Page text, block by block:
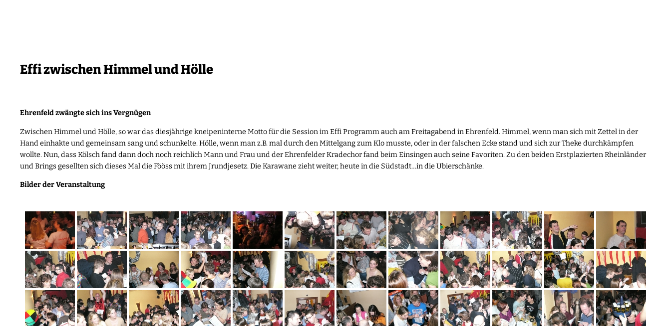
Effi zwischen Himmel und Hölle
Ehrenfeld zwängte sich ins Vergnügen
Zwischen Himmel und Hölle, so war das diesjährige kneipeninterne Motto für die Session im Effi Programm auch am Freitagabend in Ehrenfeld. Himmel, wenn man sich mit Zettel in der
Hand einhakte und gemeinsam sang und schunkelte. Hölle, wenn man z.B. mal durch den Mittelgang zum Klo musste, oder in der falschen Ecke stand und sich zur Theke durchkämpfen
wollte. Nun, dass Kölsch fand dann doch noch reichlich Mann und Frau und der Ehrenfelder Kradechor fand beim Einsingen auch seine Favoriten. Zu den beiden Erstplazierten Rheinländer
und Brings gesellten sich dieses Mal die Fööss mit ihrem Jrundjesetz. Die Karawane zieht weiter, heute in die Südstadt…in die Ubierschänke.
Bilder der Veranstaltung